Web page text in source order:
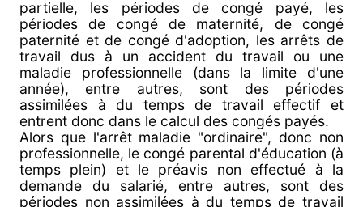
partielle, les périodes de congé payé, les
périodes de congé de maternité, de congé
paternité et de congé d'adoption, les arrêts de
travail dus à un accident du travail ou une
maladie professionnelle (dans la limite d'une
année), entre autres, sont des périodes
assimilées à du temps de travail effectif et
entrent donc dans le calcul des congés payés.
Alors que l'arrêt maladie "ordinaire", donc non
professionnelle, le congé parental d'éducation (à
temps plein) et le préavis non effectué à la
demande du salarié, entre autres, sont des
périodes non assimilées à du temps de travail